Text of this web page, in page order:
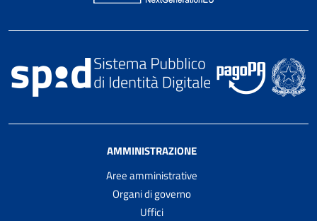
AMMINISTRAZIONE
Aree amministrative
Organi di governo
Uffici